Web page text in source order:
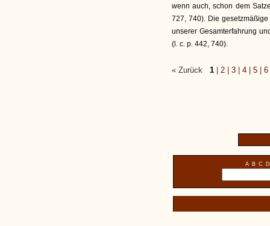
wenn auch, schon dem
727, 740). Die
unserer Gesamterfahrung
(l. c. p. 442, 740).
« Zurück 1 2 3 4 5 6
A B C D